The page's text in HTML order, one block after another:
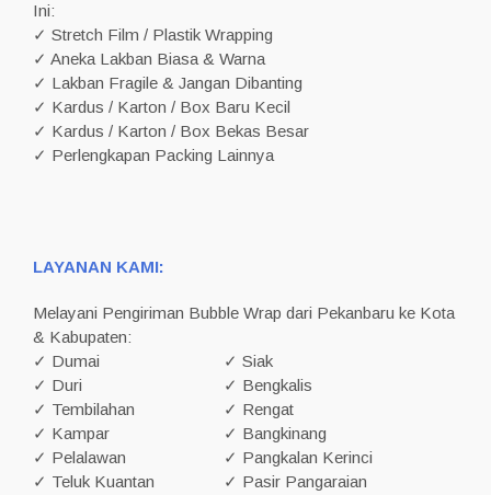
Ini:
✓ Stretch Film / Plastik Wrapping
✓ Aneka Lakban Biasa & Warna
✓ Lakban Fragile & Jangan Dibanting
✓ Kardus / Karton / Box Baru Kecil
✓ Kardus / Karton / Box Bekas Besar
✓ Perlengkapan Packing Lainnya
LAYANAN KAMI:
Melayani Pengiriman Bubble Wrap dari Pekanbaru ke Kota
& Kabupaten:
✓ Dumai
✓ Siak
✓ Duri
✓ Bengkalis
✓ Tembilahan
✓ Rengat
✓ Kampar
✓ Bangkinang
✓ Pelalawan
✓ Pangkalan Kerinci
✓ Teluk Kuantan
✓ Pasir Pangaraian